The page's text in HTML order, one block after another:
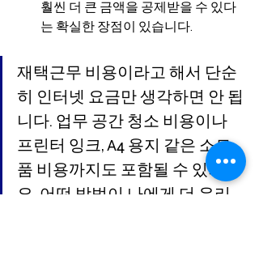
훨씬 더 큰 금액을 공제받을 수 있다
는 확실한 장점이 있습니다.
재택근무 비용이라고 해서 단순
히 인터넷 요금만 생각하면 안 됩
니다. 업무 공간 청소 비용이나
프린터 잉크, A4 용지 같은 소모
품 비용까지도 포함될 수 있거든
요. 어떤 방법이 나에게 더 유리